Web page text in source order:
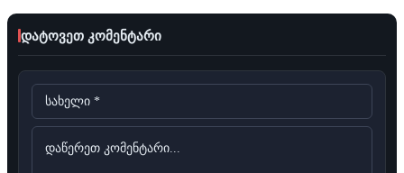
დატოვეთ კომენტარი